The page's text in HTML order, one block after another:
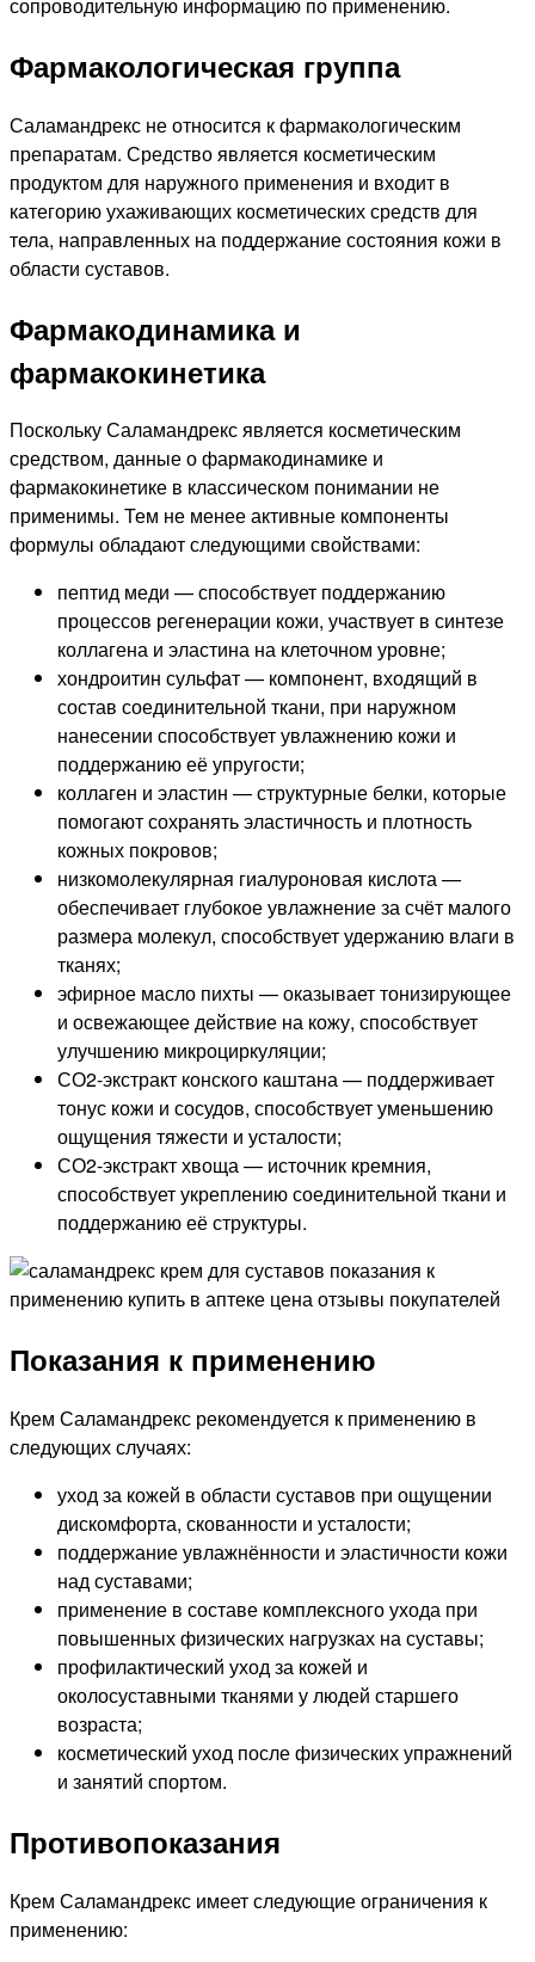
Фармакологическая группа
Саламандрекс не относится к фармакологическим
препаратам. Средство является косметическим
продуктом для наружного применения и входит в
категорию ухаживающих косметических средств для
тела, направленных на поддержание состояния кожи в
области суставов.
Фармакодинамика и
фармакокинетика
Поскольку Саламандрекс является косметическим
средством, данные о фармакодинамике и
фармакокинетике в классическом понимании не
применимы. Тем не менее активные компоненты
формулы обладают следующими свойствами:
пептид меди — способствует поддержанию
процессов регенерации кожи, участвует в синтезе
коллагена и эластина на клеточном уровне;
хондроитин сульфат — компонент, входящий в
состав соединительной ткани, при наружном
нанесении способствует увлажнению кожи и
поддержанию её упругости;
коллаген и эластин — структурные белки, которые
помогают сохранять эластичность и плотность
кожных покровов;
низкомолекулярная гиалуроновая кислота —
обеспечивает глубокое увлажнение за счёт малого
размера молекул, способствует удержанию влаги в
тканях;
эфирное масло пихты — оказывает тонизирующее
и освежающее действие на кожу, способствует
улучшению микроциркуляции;
СО2-экстракт конского каштана — поддерживает
тонус кожи и сосудов, способствует уменьшению
ощущения тяжести и усталости;
СО2-экстракт хвоща — источник кремния,
способствует укреплению соединительной ткани и
поддержанию её структуры.
Показания к применению
Крем Саламандрекс рекомендуется к применению в
следующих случаях:
уход за кожей в области суставов при ощущении
дискомфорта, скованности и усталости;
поддержание увлажнённости и эластичности кожи
над суставами;
применение в составе комплексного ухода при
повышенных физических нагрузках на суставы;
профилактический уход за кожей и
околосуставными тканями у людей старшего
возраста;
косметический уход после физических упражнений
и занятий спортом.
Противопоказания
Крем Саламандрекс имеет следующие ограничения к
применению: